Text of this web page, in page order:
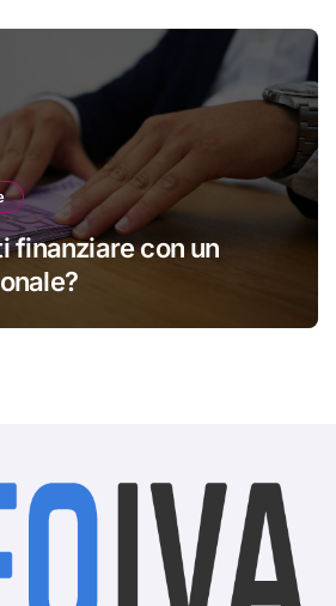
finanziare con un